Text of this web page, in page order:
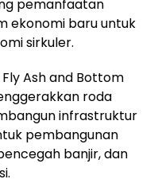
pemanfaatan
ekonomi baru untuk
sirkuler.
Ash and Bottom
roda
infrastruktur
pembangunan
banjir, dan